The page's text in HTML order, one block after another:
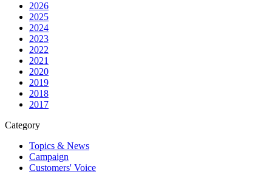
2026
2025
2024
2023
2022
2021
2020
2019
2018
2017
Category
Topics & News
Campaign
Customers' Voice